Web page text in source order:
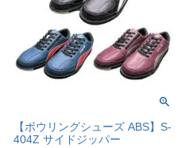
【ボウリングシューズ ABS】S-
404Z サイドジッパー